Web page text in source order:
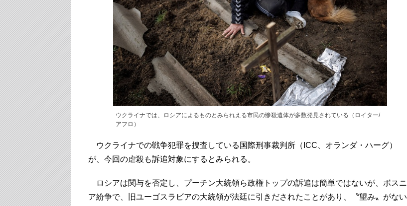
ウクライナでは、ロシアによるものとみられえる市民の惨殺遺体が多数発見されている（ロイター/
アフロ）
ウクライナでの戦争犯罪を捜査している国際刑事裁判所（ICC、オランダ・ハーグ）
が、今回の虐殺も訴追対象にするとみられる。
ロシアは関与を否定し、プーチン大統領ら政権トップの訴追は簡単ではないが、ボスニ
ア紛争で、旧ユーゴスラビアの大統領が法廷に引きだされたことがあり、〝望み〟がない